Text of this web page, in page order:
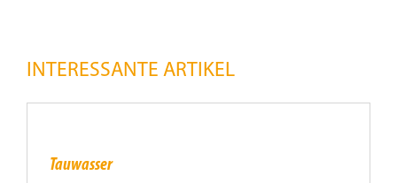
Kundenservice
INTERESSANTE ARTIKEL
Tauwasser